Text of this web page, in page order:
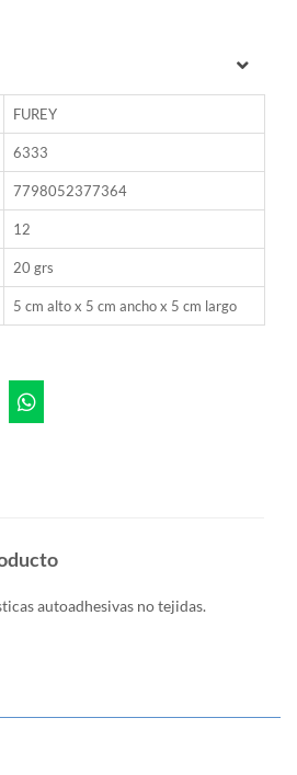
FUREY
6333
7798052377364
12
20 grs
5 cm alto x 5 cm ancho x 5 cm largo
autoadhesivas no tejidas.